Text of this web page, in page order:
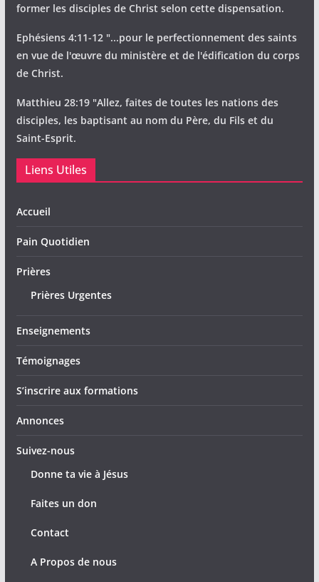
former les disciples de Christ selon cette dispensation.
Ephésiens 4:11-12 "...pour le perfectionnement des saints
en vue de l'œuvre du ministère et de l'édification du corps
de Christ.
Matthieu 28:19 "Allez, faites de toutes les nations des
disciples, les baptisant au nom du Père, du Fils et du
Saint-Esprit.
Liens Utiles
Accueil
Pain Quotidien
Prières
Prières Urgentes
Enseignements
Témoignages
S’inscrire aux formations
Annonces
Suivez-nous
Donne ta vie à Jésus
Faites un don
Contact
A Propos de nous